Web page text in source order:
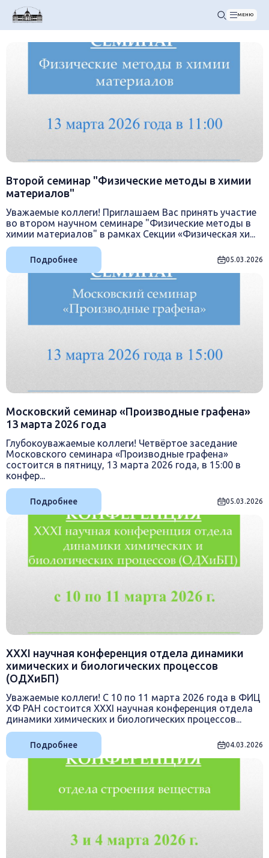
МЕНЮ
Второй семинар "Физические методы в химии
материалов"
Уважаемые коллеги! Приглашаем Вас принять участие
во втором научном семинаре "Физические методы в
химии материалов" в рамках Секции «Физическая хи...
Подробнее 05.03.2026
Московский семинар «Производные графена»
13 марта 2026 года
Глубокоуважаемые коллеги! Четвёртое заседание
Московского семинара «Производные графена»
состоится в пятницу, 13 марта 2026 года, в 15:00 в
конфер...
Подробнее 05.03.2026
XXХI научная конференция отдела динамики
химических и биологических процессов
(ОДХиБП)
Уважаемые коллеги! С 10 по 11 марта 2026 года в ФИЦ
ХФ РАН состоится XXХI научная конференция отдела
динамики химических и биологических процессов...
Подробнее 04.03.2026